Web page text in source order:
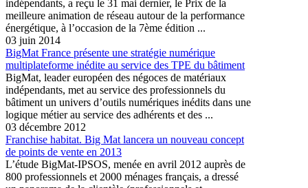
indépendants, a reçu le 31 mai dernier, le Prix de la
meilleure animation de réseau autour de la performance
énergétique, à l’occasion de la 7ème édition ...
03 juin 2014
BigMat France présente une stratégie numérique
multiplateforme inédite au service des TPE du bâtiment
BigMat, leader européen des négoces de matériaux
indépendants, met au service des professionnels du
bâtiment un univers d’outils numériques inédits dans une
logique métier au service des adhérents et des ...
03 décembre 2012
Franchise habitat. Big Mat lancera un nouveau concept
de points de vente en 2013
L’étude BigMat-IPSOS, menée en avril 2012 auprès de
800 professionnels et 2000 ménages français, a dressé